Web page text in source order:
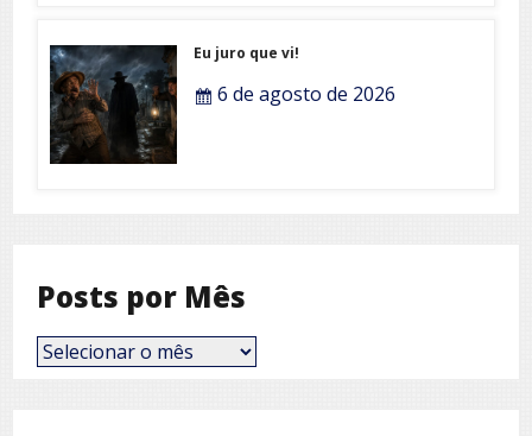
Eu juro que vi!
6 de agosto de 2026
Posts por Mês
Posts
por